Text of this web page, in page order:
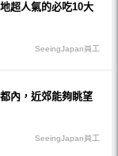
超人氣的必吃10大
SeeingJapan員工
內，近郊能夠眺望
SeeingJapan員工